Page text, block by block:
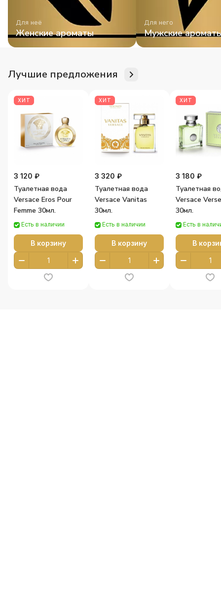
Для неё
Женские ароматы
Для него
Мужские
Лучшие предложения
ХИТ
3 120 ₽
Туалетная вода
Versace Eros Pour
Femme 30мл.
Есть в наличии
В корзину
ХИТ
3 320 ₽
Туалетная вода
Versace Vanitas
30мл.
Есть в наличии
В корзину
ХИТ
3 180 ₽
Туалетная
Versace
30мл.
Есть в
В